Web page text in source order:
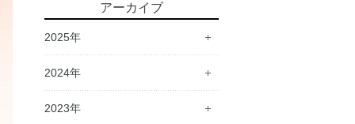
アーカイブ
2025年
2024年
2023年